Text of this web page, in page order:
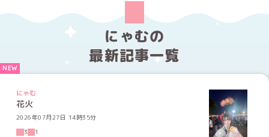
にゃむの
最新記事一覧
にゃむ
花火
2026年07月27日 14時35分
3
1